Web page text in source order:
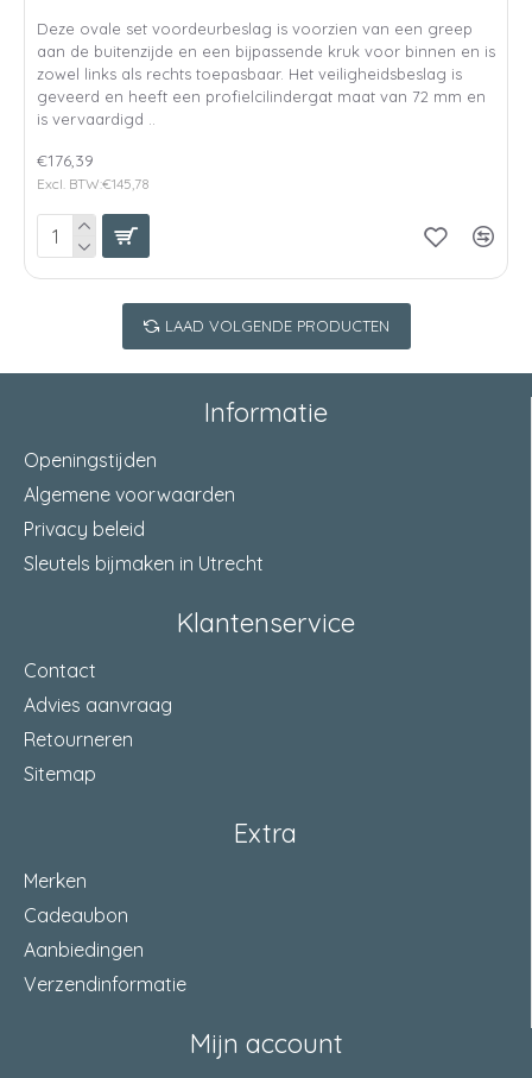
Deze ovale set voordeurbeslag is voorzien van een greep
aan de buitenzijde en een bijpassende kruk voor binnen en is
zowel links als rechts toepasbaar. Het veiligheidsbeslag is
geveerd en heeft een profielcilindergat maat van 72 mm en
is vervaardigd ..
€176,39
Excl. BTW:€145,78
LAAD VOLGENDE PRODUCTEN
Informatie
Openingstijden
Algemene voorwaarden
Privacy beleid
Sleutels bijmaken in Utrecht
Klantenservice
Contact
Advies aanvraag
Retourneren
Sitemap
Extra
Merken
Cadeaubon
Aanbiedingen
Verzendinformatie
Mijn account